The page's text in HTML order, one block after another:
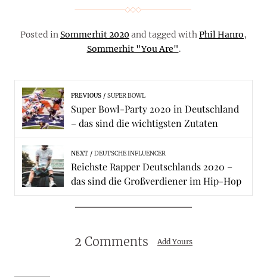
Posted in Sommerhit 2020and tagged withPhil Hanro,
Sommerhit "You Are".
PREVIOUS SUPER BOWL
Super Bowl-Party 2020 in Deutschland
– das sind die wichtigsten Zutaten
NEXT DEUTSCHE INFLUENCER
Reichste Rapper Deutschlands 2020 –
das sind die Großverdiener im Hip-Hop
2 Comments Add Yours